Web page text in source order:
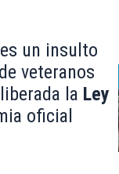
un insulto
veteranos
la Ley
oficial